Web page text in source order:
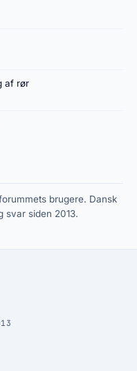
af rør
brugere. Dansk
svar siden 2013.